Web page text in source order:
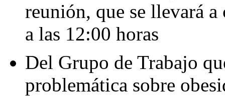
reunión, que se llevará
a las 12:00 horas
Del Grupo de Trabajo
problemática sobre